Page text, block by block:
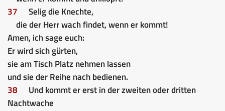
37
Selig die Knechte,
die der Herr wach findet, wenn er kommt!
Amen, ich sage euch:
Er wird sich gürten,
sie am Tisch Platz nehmen lassen
und sie der Reihe nach bedienen.
38
Und kommt er erst in der zweiten oder dritten
Nachtwache